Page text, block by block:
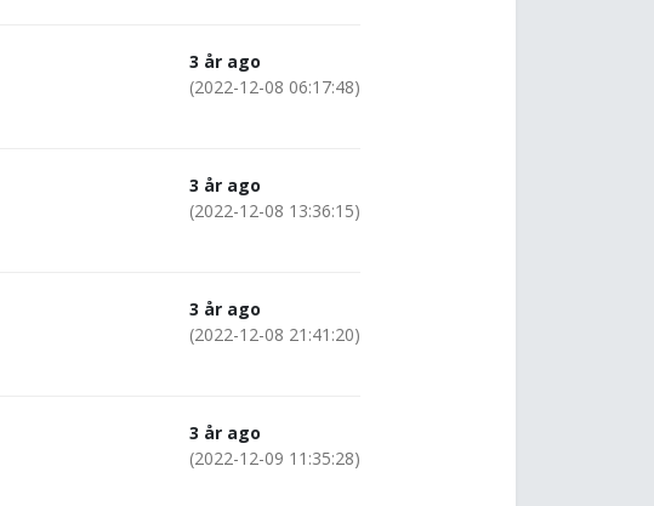
3 år ago
(2022-12-08 06:17:48)
3 år ago
(2022-12-08 13:36:15)
3 år ago
(2022-12-08 21:41:20)
3 år ago
(2022-12-09 11:35:28)